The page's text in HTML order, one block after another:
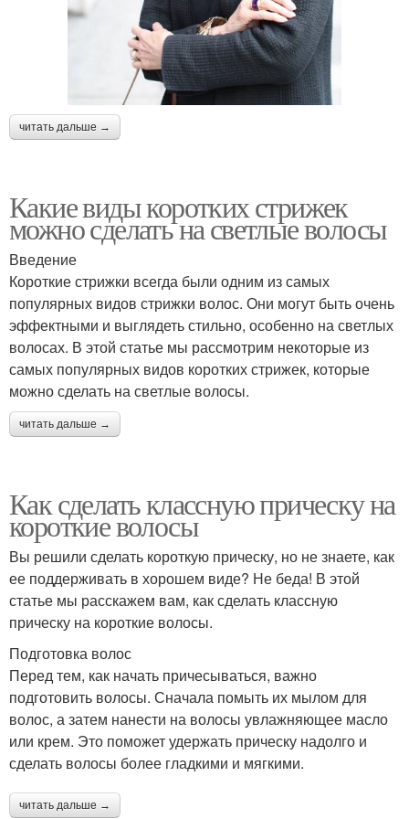
читать дальше →
Какие виды коротких стрижек
можно сделать на светлые волосы
Введение
Короткие стрижки всегда были одним из самых
популярных видов стрижки волос. Они могут быть очень
эффектными и выглядеть стильно, особенно на светлых
волосах. В этой статье мы рассмотрим некоторые из
самых популярных видов коротких стрижек, которые
можно сделать на светлые волосы.
читать дальше →
Как сделать классную прическу на
короткие волосы
Вы решили сделать короткую прическу, но не знаете, как
ее поддерживать в хорошем виде? Не беда! В этой
статье мы расскажем вам, как сделать классную
прическу на короткие волосы.
Подготовка волос
Перед тем, как начать причесываться, важно
подготовить волосы. Сначала помыть их мылом для
волос, а затем нанести на волосы увлажняющее масло
или крем. Это поможет удержать прическу надолго и
сделать волосы более гладкими и мягкими.
читать дальше →